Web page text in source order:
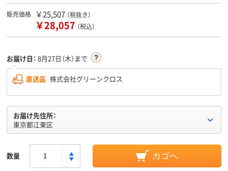
販売価格 ￥25,507 （税抜き）
￥28,057 （税込）
お届け日： 8月27日（木）まで
直送品 株式会社グリーンクロス
お届け先住所：
東京都江東区
数量 カゴへ